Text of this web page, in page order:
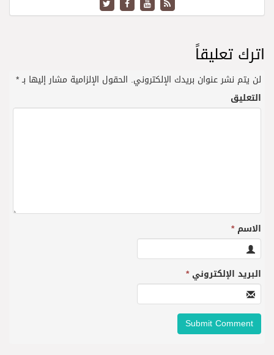
اترك تعليقاً
لن يتم نشر عنوان بريدك الإلكتروني. الحقول الإلزامية مشار إليها بـ*
التعليق
الاسم*
البريد الإلكتروني*